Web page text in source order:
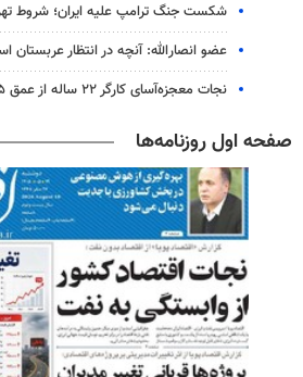
شکست جنگ ترامپ علیه ایران؛ شروط
عضو انصارالله: آنچه در انتظار عربستان
نجات معجزه‌آسای کارگر ۲۲ ساله از عمق ۱۵ متری چاه در تهران
صفحه اول روزنامه‌ها